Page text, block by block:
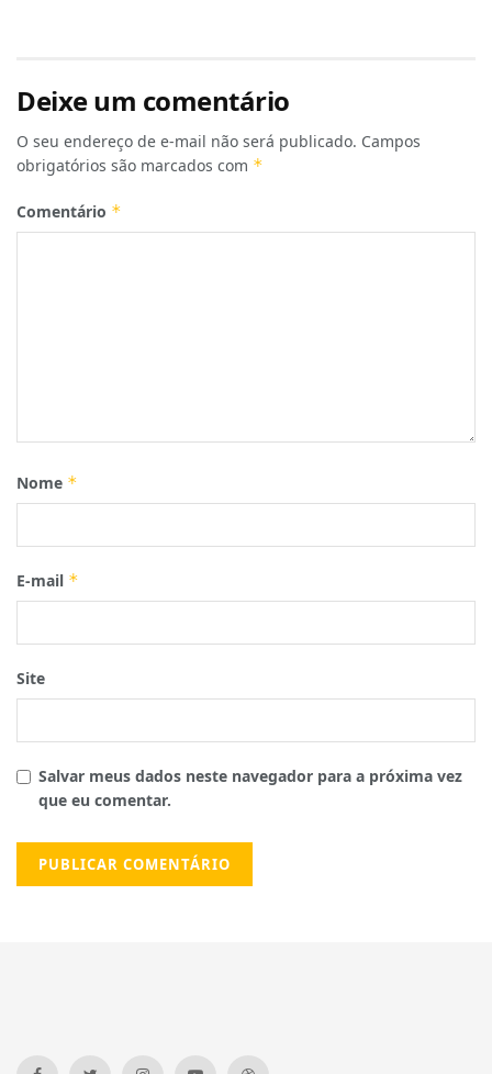
Deixe um comentário
O seu endereço de e-mail não será publicado. Campos
obrigatórios são marcados com *
Comentário *
Nome *
E-mail *
Site
Salvar meus dados neste navegador para a próxima vez
que eu comentar.